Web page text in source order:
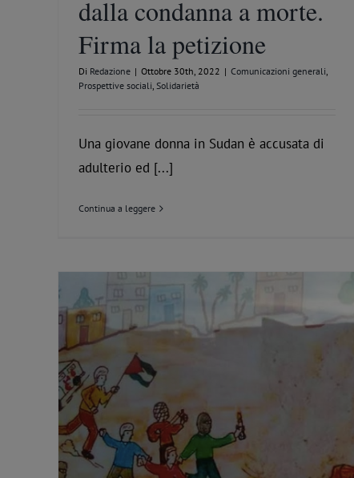
dalla condanna a morte.
Firma la petizione
Di Redazione | Ottobre 30th, 2022 | Comunicazioni generali,
Prospettive sociali, Solidarietà
Una giovane donna in Sudan è accusata di
adulterio ed [...]
Continua a leggere
Cariche rituali nel Tempio massonico: l’Elemosiniere
Ospitaliere
Approfondimenti Comunicazioni generali Solidarietà